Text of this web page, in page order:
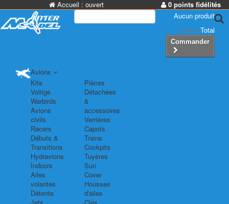
Accueil : ouvert
0 points fidélités
Aucun produit
0,00 € Total
Commander
Avions
Kits
Voltige
Warbirds
Avions
civils
Racers
Débuts &
Transitions
Hydravions
Indoors
Ailes
volantes
Détente
Jets
Pièces
Détachées
&
accessoires
Verrières
Capots
Trains
Cockpits
Tuyères
Sun
Cover
Housses
d'ailes
Clés